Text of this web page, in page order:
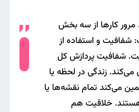
مرور کارها از سه بخش
و استفاده از
شفافیت پردازش کل
می‌کند. زندگی در لحظه یا
می‌کند تمام نقشه‌ها یا
خلاقیت هم